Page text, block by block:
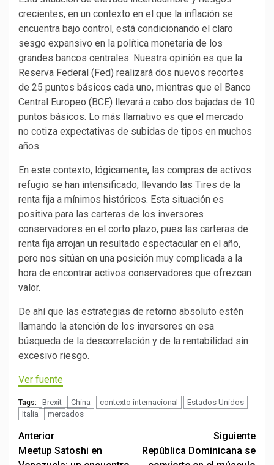
crecientes, en un contexto en el que la inflación se
encuentra bajo control, está condicionando el claro
sesgo expansivo en la política monetaria de los
grandes bancos centrales. Nuestra opinión es que la
Reserva Federal (Fed) realizará dos nuevos recortes
de 25 puntos básicos cada uno, mientras que el Banco
Central Europeo (BCE) llevará a cabo dos bajadas de 10
puntos básicos. Lo más llamativo es que el mercado
no cotiza expectativas de subidas de tipos en muchos
años.
En este contexto, lógicamente, las compras de activos
refugio se han intensificado, llevando las Tires de la
renta fija a mínimos históricos. Esta situación es
positiva para las carteras de los inversores
conservadores en el corto plazo, pues las carteras de
renta fija arrojan un resultado espectacular en el año,
pero nos sitúan en una posición muy complicada a la
hora de encontrar activos conservadores que ofrezcan
valor.
De ahí que las estrategias de retorno absoluto estén
llamando la atención de los inversores en esa
búsqueda de la descorrelación y de la rentabilidad sin
excesivo riesgo.
Ver fuente
Tags: Brexit China contexto internacional
Estados Unidos
Italia
mercados
Post
navigation
Anterior
Meetup Satoshi en
Siguiente
República Dominicana se